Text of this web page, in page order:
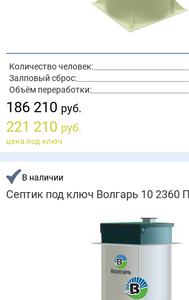
Количество человек:
Залповый сброс:
Объём переработки:
186 210 руб.
221 210 руб.
цена под ключ
В наличии
Септик под ключ Волгарь 10 2360 П